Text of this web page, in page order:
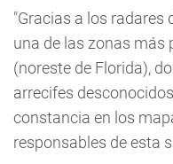
"Gracias a los
una de las zonas más
(noreste de Florida),
arrecifes
constancia en los
responsables de esta